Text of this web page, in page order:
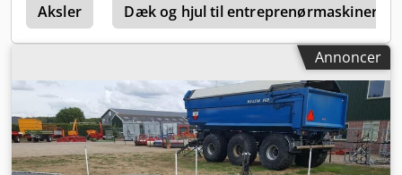
Aksler Dæk og hjul til entreprenørmaskiner
Annoncer